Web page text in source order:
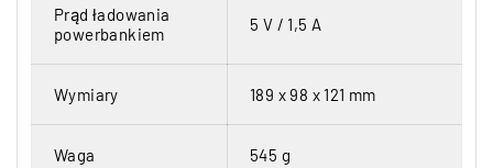
Prąd ładowania
powerbankiem
5 V / 1,5 A
Wymiary 189 x 98 x 121 mm
Waga 545 g